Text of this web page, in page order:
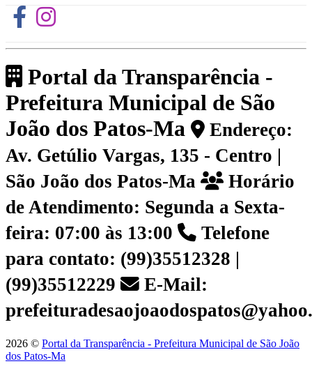
Portal da Transparência -
Prefeitura Municipal de São
João dos Patos-Ma
Endereço:
Av. Getúlio Vargas, 135 - Centro |
São João dos Patos-Ma
Horário
de Atendimento: Segunda a Sexta-
feira: 07:00 às 13:00
Telefone
para contato: (99)35512328 |
(99)35512229
E-Mail:
2026 © Portal da Transparência - Prefeitura Municipal de São João
dos Patos-Ma